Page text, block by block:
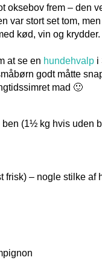
oksebov frem – den
var stort set tom,
kød, vin og
at se en hundehvalp i
godt måtte
mad 🙂
ben (1½ kg hvis uden
frisk) – nogle stilke af